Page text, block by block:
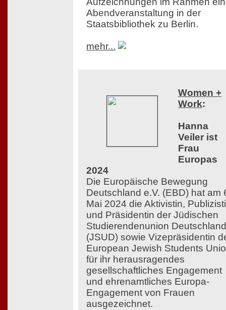
Abendveranstaltung in der
Staatsbibliothek zu Berlin.
mehr...
Women +
Work:
Hanna
Veiler ist
Frau
Europas
2024
Die Europäische Bewegung
Deutschland e.V. (EBD) hat am
Mai 2024 die Aktivistin,
und Präsidentin der Jüdischen
Studierendenunion
(JSUD) sowie Vizepräsidentin
European Jewish Students
für ihr herausragendes
gesellschaftliches Engagement
und ehrenamtliches Europa-
Engagement von Frauen
ausgezeichnet.